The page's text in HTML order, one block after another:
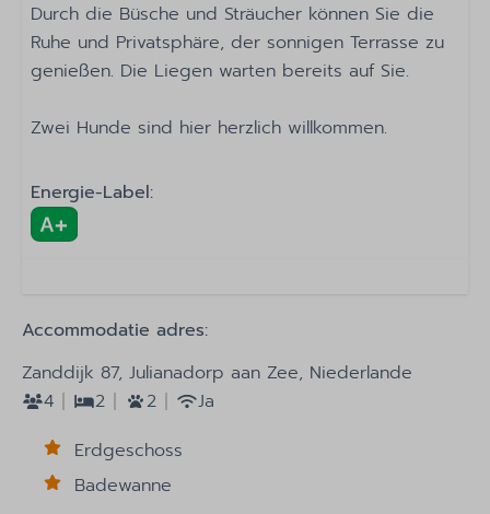
Badewanne
Dusche
Toilette
2 schlafzimmer
Einzelbett: 4
Unterhaltung
Wi-Fi
Smart-TV
AM/FM-Radio
Durch die Büsche und Sträucher können Sie die
Ruhe und Privatsphäre, der sonnigen Terrasse zu
genießen. Die Liegen warten bereits auf Sie.
Zwei Hunde sind hier herzlich willkommen.
Energie-Label:
Accommodatie adres:
Zanddijk 87, Julianadorp aan Zee, Niederlande
4
2 2
Ja
Erdgeschoss
Badewanne